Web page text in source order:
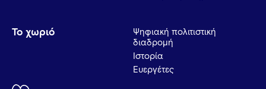
Το χωριό
Ψηφιακή πολιτιστική
διαδρομή
Ιστορία
Ευεργέτες